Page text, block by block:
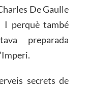
De Gaulle
I perquè també
preparada
secrets de